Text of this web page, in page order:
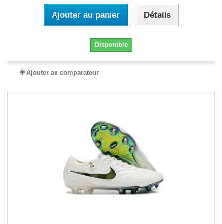
Ajouter au panier Détails
Disponible
Ajouter au comparateur